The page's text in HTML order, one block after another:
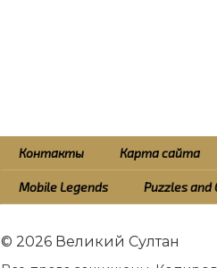
Контакты Карта сайта
Mobile Legends Puzzles and
© 2026 Великий Султан